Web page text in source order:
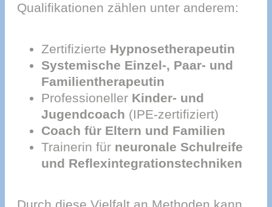
Qualifikationen zählen unter anderem:
Zertifizierte Hypnosetherapeutin
Systemische Einzel-, Paar- und
Familientherapeutin
Professioneller Kinder- und
Jugendcoach (IPE-zertifiziert)
Coach für Eltern und Familien
Trainerin für neuronale Schulreife
und Reflexintegrationstechniken
Durch diese Vielfalt an Methoden kann